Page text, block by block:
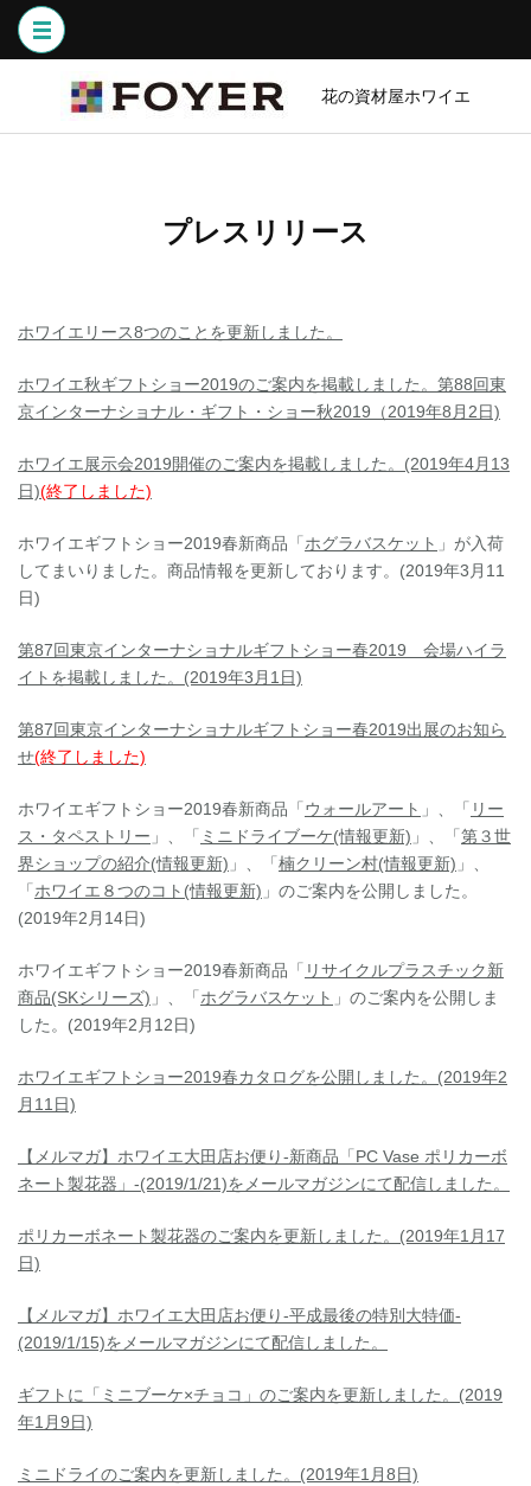
花の資材屋ホワイエ
プレスリリース
ホワイエリース8つのことを更新しました。
ホワイエ秋ギフトショー2019のご案内を掲載しました。第88回東
京インターナショナル・ギフト・ショー秋2019（2019年8月2日)
ホワイエ展示会2019開催のご案内を掲載しました。(2019年4月13
日)(終了しました)
ホワイエギフトショー2019春新商品「 ホグラバスケット 」が入荷
してまいりました。商品情報を更新しております。(2019年3月11
日)
第87回東京インターナショナルギフトショー春2019 会場ハイラ
イトを掲載しました。(2019年3月1日)
第87回東京インターナショナルギフトショー春2019出展のお知ら
せ(終了しました)
ホワイエギフトショー2019春新商品「 ウォールアート 」、「 リー
ス・タペストリー 」、「 ミニドライブーケ(情報更新) 」、「 第３世
界ショップの紹介(情報更新) 」、「 楠クリーン村(情報更新) 」、
「 ホワイエ８つのコト(情報更新) 」のご案内を公開しました。
(2019年2月14日)
ホワイエギフトショー2019春新商品「 リサイクルプラスチック新
商品(SKシリーズ) 」、「 ホグラバスケット 」のご案内を公開しま
した。(2019年2月12日)
ホワイエギフトショー2019春カタログを公開しました。(2019年2
月11日)
【メルマガ】ホワイエ大田店お便り-新商品「PC Vase ポリカーボ
ネート製花器」-(2019/1/21)をメールマガジンにて配信しました。
ポリカーボネート製花器のご案内を更新しました。(2019年1月17
日)
【メルマガ】ホワイエ大田店お便り-平成最後の特別大特価-
(2019/1/15)をメールマガジンにて配信しました。
ギフトに「ミニブーケ×チョコ」のご案内を更新しました。(2019
年1月9日)
ミニドライのご案内を更新しました。(2019年1月8日)